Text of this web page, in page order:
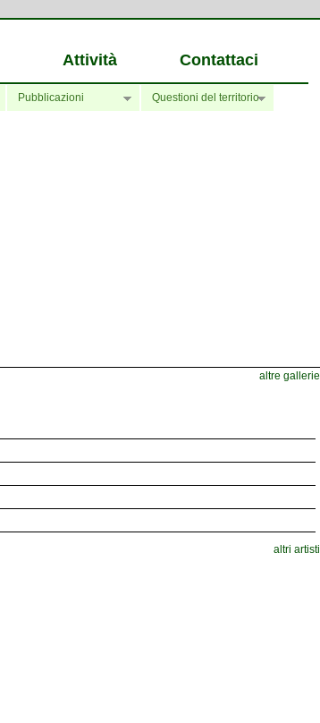
Attività Contattaci
Pubblicazioni Questioni del territorio
altre gallerie
altri artisti